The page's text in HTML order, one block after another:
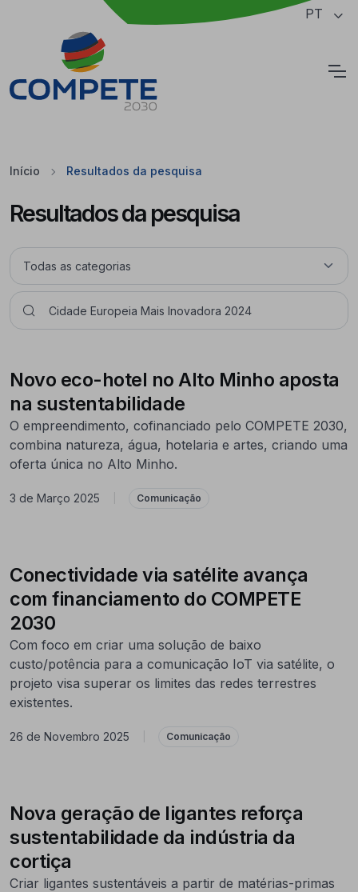
Saltar para o conteúdo principal da página PT
Início Resultados da pesquisa
Resultados da pesquisa
Novo eco-hotel no Alto Minho aposta
na sustentabilidade
O empreendimento, cofinanciado pelo COMPETE 2030,
combina natureza, água, hotelaria e artes, criando uma
oferta única no Alto Minho.
3 de Março 2025 Comunicação
Conectividade via satélite avança
com financiamento do COMPETE
2030
Com foco em criar uma solução de baixo
custo/potência para a comunicação IoT via satélite, o
projeto visa superar os limites das redes terrestres
existentes.
26 de Novembro 2025 Comunicação
Nova geração de ligantes reforça
sustentabilidade da indústria da
cortiça
Criar ligantes sustentáveis a partir de matérias-primas